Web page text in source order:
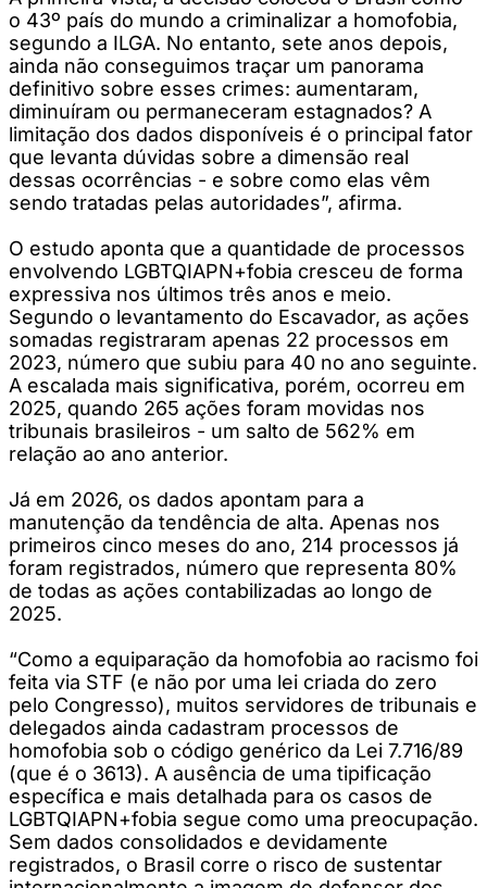
o 43º país do mundo a criminalizar a homofobia,
segundo a ILGA. No entanto, sete anos depois,
ainda não conseguimos traçar um panorama
definitivo sobre esses crimes: aumentaram,
diminuíram ou permaneceram estagnados? A
limitação dos dados disponíveis é o principal fator
que levanta dúvidas sobre a dimensão real
dessas ocorrências - e sobre como elas vêm
sendo tratadas pelas autoridades”, afirma.
O estudo aponta que a quantidade de processos
envolvendo LGBTQIAPN+fobia cresceu de forma
expressiva nos últimos três anos e meio.
Segundo o levantamento do Escavador, as ações
somadas registraram apenas 22 processos em
2023, número que subiu para 40 no ano seguinte.
A escalada mais significativa, porém, ocorreu em
2025, quando 265 ações foram movidas nos
tribunais brasileiros - um salto de 562% em
relação ao ano anterior.
Já em 2026, os dados apontam para a
manutenção da tendência de alta. Apenas nos
primeiros cinco meses do ano, 214 processos já
foram registrados, número que representa 80%
de todas as ações contabilizadas ao longo de
2025.
“Como a equiparação da homofobia ao racismo foi
feita via STF (e não por uma lei criada do zero
pelo Congresso), muitos servidores de tribunais e
delegados ainda cadastram processos de
homofobia sob o código genérico da Lei 7.716/89
(que é o 3613). A ausência de uma tipificação
específica e mais detalhada para os casos de
LGBTQIAPN+fobia segue como uma preocupação.
Sem dados consolidados e devidamente
registrados, o Brasil corre o risco de sustentar